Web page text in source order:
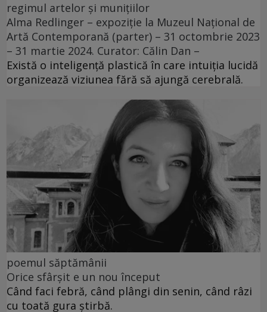
regimul artelor și munițiilor
Alma Redlinger – expoziție la Muzeul Național de
Artă Contemporană (parter) – 31 octombrie 2023
– 31 martie 2024. Curator: Călin Dan –
Există o inteligență plastică în care intuiția lucidă
organizează viziunea fără să ajungă cerebrală.
poemul săptămânii
Orice sfârșit e un nou început
Când faci febră, când plângi din senin, când râzi
cu toată gura știrbă.